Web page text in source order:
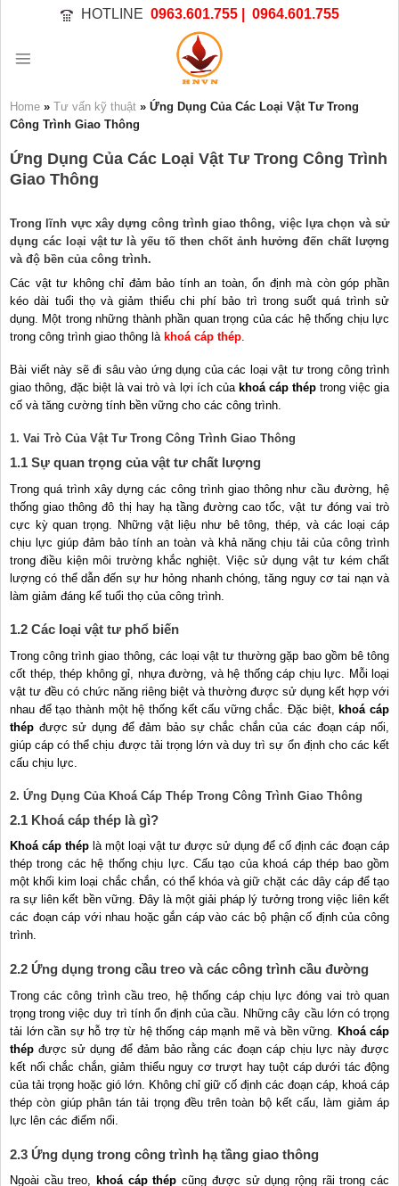
dung
HOTLINE 0963.601.755 | 0964.601.755
Home » Tư vấn kỹ thuật » Ứng Dụng Của Các Loại Vật Tư Trong
Công Trình Giao Thông
Ứng Dụng Của Các Loại Vật Tư Trong Công Trình
Giao Thông
Trong lĩnh vực xây dựng công trình giao thông, việc lựa chọn và sử
dụng các loại vật tư là yếu tố then chốt ảnh hưởng đến chất lượng
và độ bền của công trình.
Các vật tư không chỉ đảm bảo tính an toàn, ổn định mà còn góp phần
kéo dài tuổi thọ và giảm thiểu chi phí bảo trì trong suốt quá trình sử
dụng. Một trong những thành phần quan trọng của các hệ thống chịu lực
trong công trình giao thông là khoá cáp thép
Bài viết này sẽ đi sâu vào ứng dụng của các loại vật tư trong công trình
giao thông, đặc biệt là vai trò và lợi ích của khoá cáp théptrong việc gia
cố và tăng cường tính bền vững cho các công trình.
1. Vai Trò Của Vật Tư Trong Công Trình Giao Thông
1.1 Sự quan trọng của vật tư chất lượng
Trong quá trình xây dựng các công trình giao thông như cầu đường, hệ
thống giao thông đô thị hay hạ tầng đường cao tốc, vật tư đóng vai trò
cực kỳ quan trọng. Những vật liệu như bê tông, thép, và các loại cáp
chịu lực giúp đảm bảo tính an toàn và khả năng chịu tải của công trình
trong điều kiện môi trường khắc nghiệt. Việc sử dụng vật tư kém chất
lượng có thể dẫn đến sự hư hỏng nhanh chóng, tăng nguy cơ tai nạn và
làm giảm đáng kể tuổi thọ của công trình.
1.2 Các loại vật tư phổ biến
Trong công trình giao thông, các loại vật tư thường gặp bao gồm bê tông
cốt thép, thép không gỉ, nhựa đường, và hệ thống cáp chịu lực. Mỗi loại
vật tư đều có chức năng riêng biệt và thường được sử dụng kết hợp với
nhau để tạo thành một hệ thống kết cấu vững chắc. Đặc biệt,
khoá cáp
thép được sử dụng để đảm bảo sự chắc chắn của các đoạn cáp nối,
giúp cáp có thể chịu được tải trọng lớn và duy trì sự ổn định cho các kết
cấu chịu lực.
2. Ứng Dụng Của Khoá Cáp Thép Trong Công Trình Giao Thông
2.1 Khoá cáp thép là gì?
Khoá cáp thép là một loại vật tư được sử dụng để cố định các đoạn cáp
thép trong các hệ thống chịu lực. Cấu tạo của khoá cáp thép bao gồm
một khối kim loại chắc chắn, có thể khóa và giữ chặt các dây cáp để tạo
ra sự liên kết bền vững. Đây là một giải pháp lý tưởng trong việc liên kết
các đoạn cáp với nhau hoặc gắn cáp vào các bộ phận cố định của công
trình.
2.2 Ứng dụng trong cầu treo và các công trình cầu đường
Trong các công trình cầu treo, hệ thống cáp chịu lực đóng vai trò quan
trọng trong việc duy trì tính ổn định của cầu. Những cây cầu lớn có trọng
tải lớn cần sự hỗ trợ từ hệ thống cáp mạnh mẽ và bền vững. Khoá cáp
thép được sử dụng để đảm bảo rằng các đoạn cáp chịu lực này được
kết nối chắc chắn, giảm thiểu nguy cơ trượt hay tuột cáp dưới tác động
của tải trọng hoặc gió lớn. Không chỉ giữ cố định các đoạn cáp, khoá cáp
thép còn giúp phân tán tải trọng đều trên toàn bộ kết cấu, làm giảm áp
lực lên các điểm nối.
2.3 Ứng dụng trong công trình hạ tầng giao thông
Ngoài cầu treo, khoá cáp thép cũng được sử dụng rộng rãi trong các